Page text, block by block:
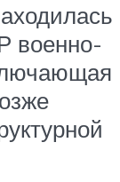
военно-